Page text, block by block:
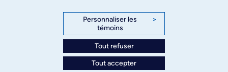
des relations publiques
3744, rue Jean-Brillant, bureau 490
Montréal (Québec) H3T 1P1
Personnaliser les
témoins
>
Tout refuser
Tout accepter